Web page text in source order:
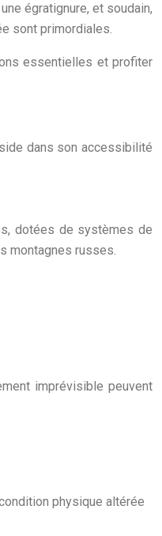
égratignure, et soudain,
sont primordiales.
essentielles et profiter
dans son accessibilité
dotées de systèmes de
montagnes russes.
imprévisible peuvent
physique altérée